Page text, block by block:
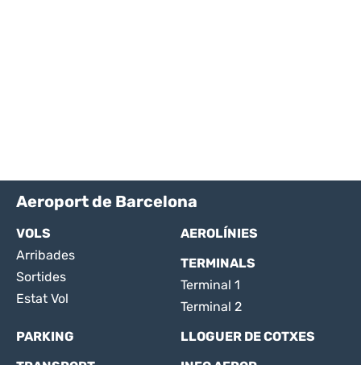
Aeroport de Barcelona
VOLS
Arribades
Sortides
Estat Vol
AEROLÍNIES
TERMINALS
Terminal 1
Terminal 2
PARKING
LLOGUER DE COTXES